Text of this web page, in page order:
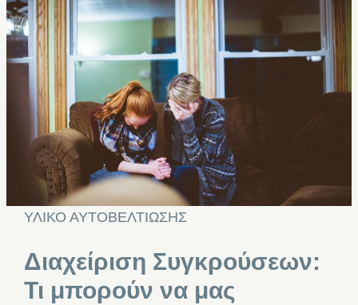
ΥΛΙΚΟ ΑΥΤΟΒΕΛΤΙΩΣΗΣ
Διαχείριση Συγκρούσεων:
Τι μπορούν να μας